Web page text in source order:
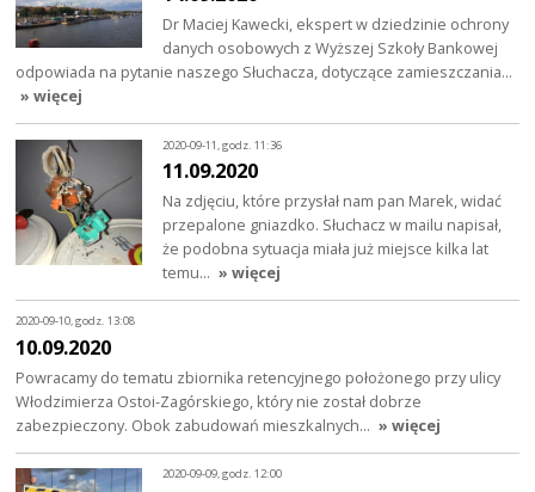
Dr Maciej Kawecki, ekspert w dziedzinie ochrony
danych osobowych z Wyższej Szkoły Bankowej
odpowiada na pytanie naszego Słuchacza, dotyczące zamieszczania…
» więcej
2020-09-11, godz. 11:36
11.09.2020
Na zdjęciu, które przysłał nam pan Marek, widać
przepalone gniazdko. Słuchacz w mailu napisał,
że podobna sytuacja miała już miejsce kilka lat
temu… » więcej
2020-09-10, godz. 13:08
10.09.2020
Powracamy do tematu zbiornika retencyjnego położonego przy ulicy
Włodzimierza Ostoi-Zagórskiego, który nie został dobrze
zabezpieczony. Obok zabudowań mieszkalnych… » więcej
2020-09-09, godz. 12:00